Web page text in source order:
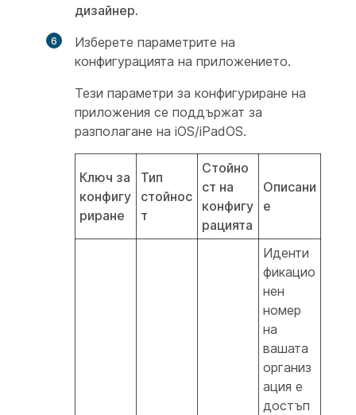
дизайнер.
Изберете параметрите на
конфигурацията на приложението.
Тези параметри за конфигуриране на
приложения се поддържат за
разполагане на iOS/iPadOS.
Ключ за
конфигу
риране
Тип
стойнос
т
Стойно
ст на
конфигу
рацията
Описани
е
Иденти
фикацио
нен
номер
на
вашата
организ
ация е
достъп